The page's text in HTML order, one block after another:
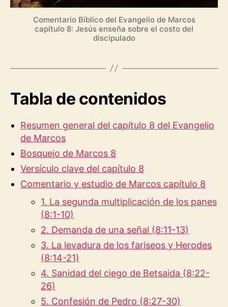
Comentario Bíblico del Evangelio de Marcos
capítulo 8: Jesús enseña sobre el costo del
discipulado
Tabla de contenidos
Resumen general del capítulo 8 del Evangelio
de Marcos
Bosquejo de Marcos 8
Versículo clave del capítulo 8
Comentario y estudio de Marcos capítulo 8
1. La segunda multiplicación de los panes
(8:1-10)
2. Demanda de una señal (8:11-13)
3. La levadura de los fariseos y Herodes
(8:14-21)
4. Sanidad del ciego de Betsaida (8:22-
26)
5. Confesión de Pedro (8:27-30)